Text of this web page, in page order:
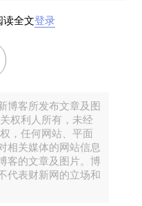
入丛林，开始了游击
人被迫搬迁。
300多人，但未能成为
解。此后老伯仍在抗议
产主义爱好者，而是一
年代，其它的许多村民
受损，更受到蒙河口大
并要求政府赔偿的行列
读全文登录
客所发布文章及图
权利人所有，未经
，任何网站、平面
相关媒体的网站信息
客的文章及图片。博
代表财新网的立场和